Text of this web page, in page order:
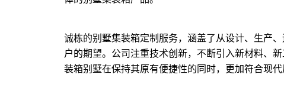
诚栋的别墅集装箱定制服务，涵盖了从设计、生产
户的期望。公司注重技术创新，不断引入新材料、
装箱别墅在保持其原有便捷性的同时，更加符合现代